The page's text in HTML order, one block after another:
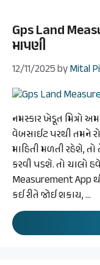
Gps Land
માપણી
12/11/2025byMital
નમસ્કાર ખેડૂત મિત્રો
વેબસાઈટ પરથી તમને
માહિતી મળતી રહેશે,
કરવી પડશે. તો ચાલો
Measurement App
કઈ રીતે જોઈ શકાય, …